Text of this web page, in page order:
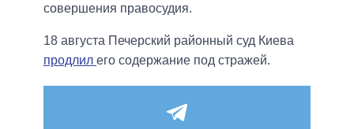
совершения правосудия.
18 августа Печерский районный суд Киева
продлил его содержание под стражей.